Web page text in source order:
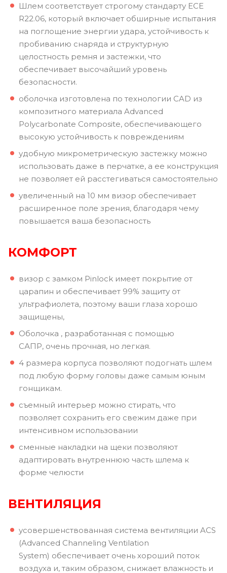
Шлем соответствует строгому стандарту ECE
R22.06, который включает обширные испытания
на поглощение энергии удара, устойчивость к
пробиванию снаряда и структурную
целостность ремня и застежки, что
обеспечивает высочайший уровень
безопасности.
оболочка изготовлена по технологии CAD из
композитного материала Advanced
Polycarbonate Composite, обеспечивающего
высокую устойчивость к повреждениям
удобную микрометрическую застежку можно
использовать даже в перчатке, а ее конструкция
не позволяет ей расстегиваться самостоятельно
увеличенный на 10 мм визор обеспечивает
расширенное поле зрения, благодаря чему
повышается ваша безопасность
КОМФОРТ
визор с замком Pinlock имеет покрытие от
царапин и обеспечивает 99% защиту от
ультрафиолета, поэтому ваши глаза хорошо
защищены,
Оболочка , разработанная с помощью
САПР, очень прочная, но легкая.
4 размера корпуса позволяют подогнать шлем
под любую форму головы даже самым юным
гонщикам.
съемный интерьер можно стирать, что
позволяет сохранить его свежим даже при
интенсивном использовании
сменные накладки на щеки позволяют
адаптировать внутреннюю часть шлема к
форме челюсти
ВЕНТИЛЯЦИЯ
усовершенствованная система вентиляции ACS
(Advanced Channeling Ventilation
System) обеспечивает очень хороший поток
воздуха и, таким образом, снижает влажность и